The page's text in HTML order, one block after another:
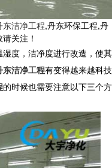
东洁净工程,丹东环保工程,丹
关注！
度，洁净度进行改造，使其
东洁净工程有变得越来越科技
的时候也需要注意以下三个方